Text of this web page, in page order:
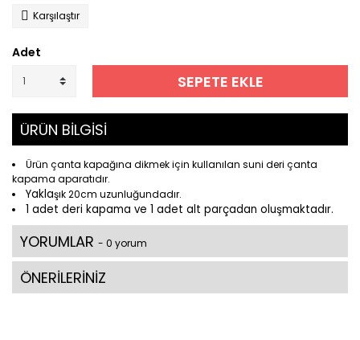
Karşılaştır
Adet
SEPETE EKLE
ÜRÜN BİLGİSİ
Ürün çanta kapağına dikmek için kullanılan suni deri çanta
kapama aparatıdır.
Yaklaşık 20cm uzunluğundadır.
1 adet deri kapama ve 1 adet alt parçadan oluşmaktadır.
YORUMLAR - 0 yorum
ÖNERİLERİNİZ